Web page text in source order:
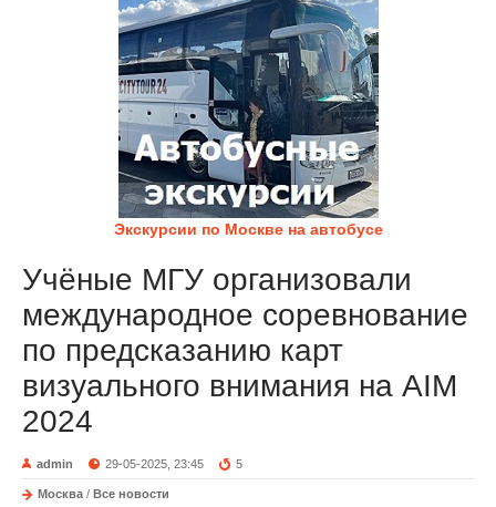
Экскурсии по Москве на автобусе
Учёные МГУ организовали
международное соревнование
по предсказанию карт
визуального внимания на AIM
2024
admin 29-05-2025, 23:45 5
Москва / Все новости